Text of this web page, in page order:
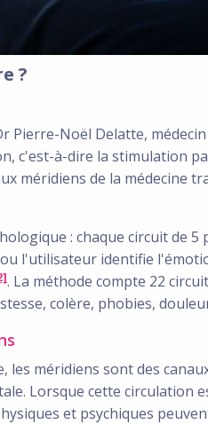
?
Pierre-Noël Delatte,
c'est-à-dire la stimulation
méridiens de la médecine
: chaque circuit de 5
l'utilisateur identifie
. La méthode compte 22
colère, phobies,
les méridiens sont des
Lorsque cette circulation
et psychiques